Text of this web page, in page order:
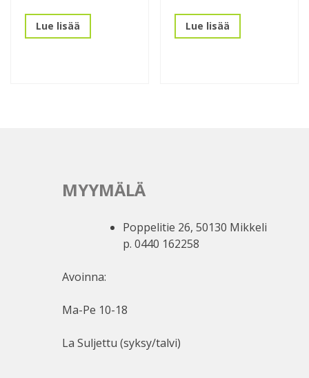
Lue lisää Lue lisää
MYYMÄLÄ
Poppelitie 26, 50130 Mikkeli
p. 0440 162258
Avoinna:
Ma-Pe 10-18
La Suljettu (syksy/talvi)